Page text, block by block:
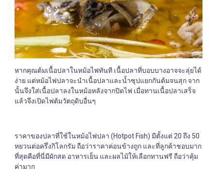
หากคุณต้มเนื้อปลาในหม้อไฟทันที เนื้อปลาที่บอบบางอาจจะลุ่ยได้
ง่าย แต่หม้อไฟปลาจะนำเนื้อปลาและน้ำซุปแยกกันต้มจนสุก จาก
นั้นจึงใส่เนื้อปลาลงในหม้อหลังจากปิดไฟ เมื่อทานเนื้อปลาเสร็จ
แล้วจึงเปิดไฟต้มวัตถุดิบอื่นๆ
ราคาของปลาที่ใช้ในหม้อไฟปลา (Hotpot Fish) มีตั้งแต่ 20 ถึง 50
หยวนต่อครึ่งกิโลกรัม ถือว่าราคาค่อนข้างถูก และที่ลูกค้าชอบมาก
ที่สุดคือที่นี่มีผักสด อาหารเย็น และผลไม้ให้เลือกทานฟรี ถือว่าคุ้ม
ค่ามาก